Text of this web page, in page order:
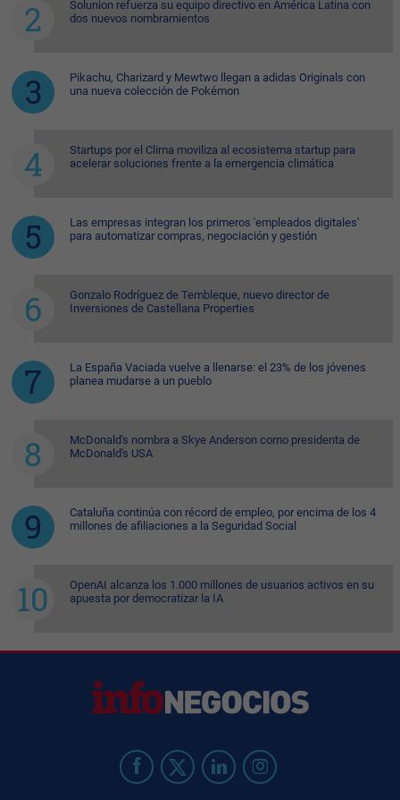
Solunion refuerza su equipo directivo en América Latina con
dos nuevos nombramientos
Pikachu, Charizard y Mewtwo llegan a adidas Originals con
una nueva colección de Pokémon
Startups por el Clima moviliza al ecosistema startup para
acelerar soluciones frente a la emergencia climática
Las empresas integran los primeros 'empleados digitales'
para automatizar compras, negociación y gestión
Gonzalo Rodríguez de Tembleque, nuevo director de
Inversiones de Castellana Properties
La España Vaciada vuelve a llenarse: el 23% de los jóvenes
planea mudarse a un pueblo
McDonald's nombra a Skye Anderson como presidenta de
McDonald's USA
Cataluña continúa con récord de empleo, por encima de los 4
millones de afiliaciones a la Seguridad Social
OpenAI alcanza los 1.000 millones de usuarios activos en su
apuesta por democratizar la IA